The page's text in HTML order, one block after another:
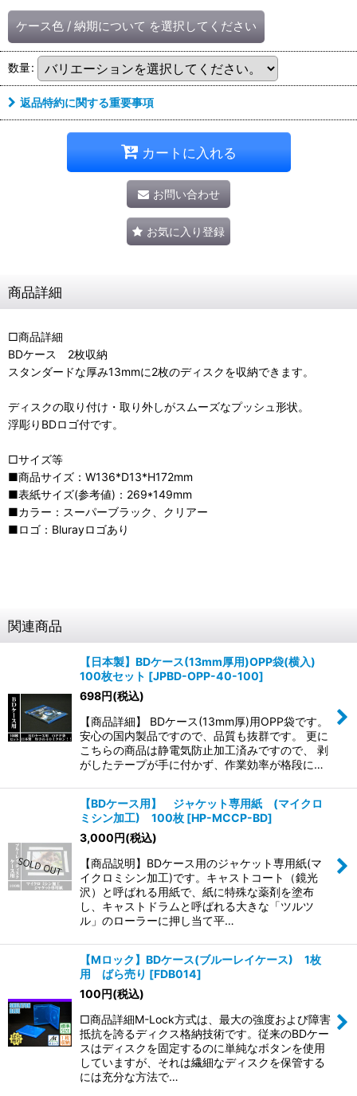
ケース色 / 納期について を選択してください
数量:
返品特約に関する重要事項
カートに入れる
お問い合わせ
お気に入り登録
商品詳細
□商品詳細
BDケース 2枚収納
スタンダードな厚み13mmに2枚のディスクを収納できます。
ディスクの取り付け・取り外しがスムーズなプッシュ形状。
浮彫りBDロゴ付です。
□サイズ等
■商品サイズ：W136*D13*H172mm
■表紙サイズ(参考値)：269*149mm
■カラー：スーパーブラック、クリアー
■ロゴ：Blurayロゴあり
関連商品
【日本製】BDケース(13mm厚用)OPP袋(横入)
100枚セット [JPBD-OPP-40-100]
698円(税込)
【商品詳細】 BDケース(13mm厚)用OPP袋です。
安心の国内製品ですので、品質も抜群です。 更に
こちらの商品は静電気防止加工済みですので、 剥
がしたテープが手に付かず、作業効率が格段に…
【BDケース用】 ジャケット専用紙 (マイクロ
ミシン加工) 100枚 [HP-MCCP-BD]
3,000円(税込)
【商品説明】BDケース用のジャケット専用紙(マ
イクロミシン加工)です。キャストコート（鏡光
沢）と呼ばれる用紙で、紙に特殊な薬剤を塗布
し、キャストドラムと呼ばれる大きな「ツルツ
ル」のローラーに押し当て平…
【Mロック】BDケース(ブルーレイケース) 1枚
用 ばら売り [FDB014]
100円(税込)
□商品詳細M-Lock方式は、最大の強度および障害
抵抗を誇るディクス格納技術です。従来のBDケー
スはディスクを固定するのに単純なボタンを使用
していますが、それは繊細なディスクを保管する
には充分な方法で…